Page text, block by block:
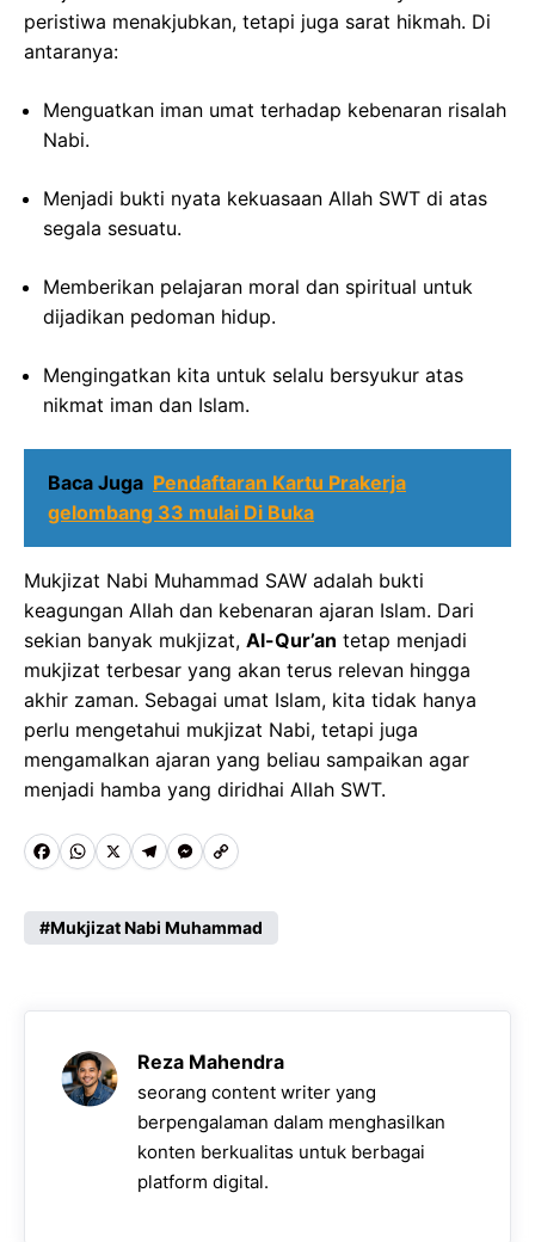
peristiwa menakjubkan, tetapi juga sarat hikmah. Di
antaranya:
Menguatkan iman umat terhadap kebenaran risalah
Nabi.
Menjadi bukti nyata kekuasaan Allah SWT di atas
segala sesuatu.
Memberikan pelajaran moral dan spiritual untuk
dijadikan pedoman hidup.
Mengingatkan kita untuk selalu bersyukur atas
nikmat iman dan Islam.
Baca Juga Pendaftaran Kartu Prakerja
gelombang 33 mulai Di Buka
Mukjizat Nabi Muhammad SAW adalah bukti
keagungan Allah dan kebenaran ajaran Islam. Dari
sekian banyak mukjizat, Al-Qur’an tetap menjadi
mukjizat terbesar yang akan terus relevan hingga
akhir zaman. Sebagai umat Islam, kita tidak hanya
perlu mengetahui mukjizat Nabi, tetapi juga
mengamalkan ajaran yang beliau sampaikan agar
menjadi hamba yang diridhai Allah SWT.
F
c
b
W
a
s
A
p
X T
l
g
r
a
m
M
s
e
n
g
e
r
C
p
L
i
n
k
Mukjizat Nabi Muhammad
Reza Mahendra
seorang content writer yang
berpengalaman dalam menghasilkan
konten berkualitas untuk berbagai
platform digital.